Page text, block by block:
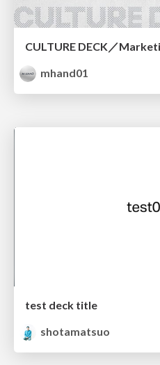
CULTURE DECK／
mhand01
test deck title
shotamatsuo